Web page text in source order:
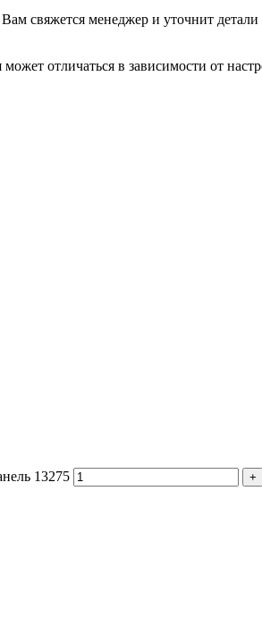
свяжется менеджер и уточнит детали
отличаться в зависимости от
13275